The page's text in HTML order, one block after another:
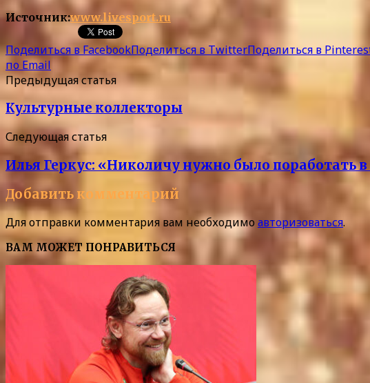
Источник:www.livesport.ru
Поделиться в FacebookПоделиться в TwitterПоделиться в
по Email
Предыдущая статья
Культурные коллекторы
Следующая статья
Илья Геркус: «Николичу нужно было поработать
Добавить комментарий
Для отправки комментария вам необходимо авторизоваться.
ВАМ МОЖЕТ ПОНРАВИТЬСЯ